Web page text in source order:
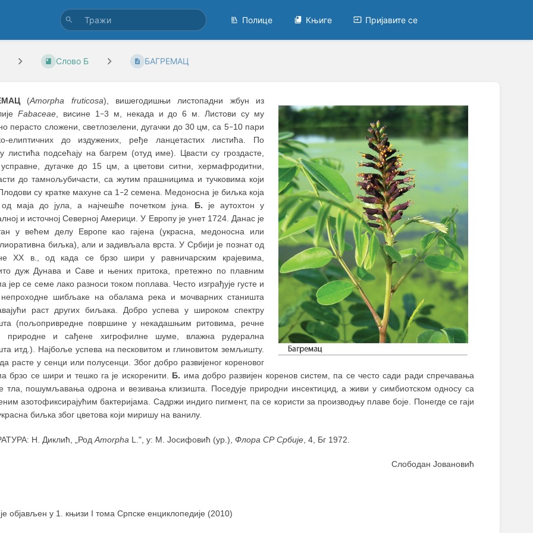
Полице Књиге Пријавите се
Слово Б БАГРЕМАЦ
(Amorpha fruticosa), вишегодишњи листопадни жбун из
Fabaceae, висине 1–3 м, некада и до 6 м. Листови су му
перасто сложени, светлозелени, дугачки до 30 цм, са 5–10 пари
елиптичних до издужених, ређе ланцетастих листића. По
листића подсећају на багрем (отуд име). Цвасти су гроздасте,
усправне, дугачке до 15 цм, а цветови ситни, хермафродитни,
до тамнољубичасти, са жутим прашницима и тучковима који
су кратке махуне са 1–2 семена. Медоносна је биљка која
маја до јула, а најчешће почетком јуна. Б. је аутохтон у
и источној Северној Америци. У Европу је унет 1724. Данас је
у већем делу Европе као гајена (украсна, медоносна или
биљка), али и задивљала врста. У Србији је познат од
XX в., од када се брзо шири у равничарским крајевима,
дуж Дунава и Саве и њених притока, претежно по плавним
јер се семе лако разноси током поплава. Често изграђује густе и
непроходне шибљаке на обалама река и мочварних станишта
раст других биљака. Добро успева у широком спектру
(пољопривредне површине у некадашњим ритовима, речне
природне и сађене хигрофилне шуме, влажна рудерална
итд.). Најбоље успева на песковитом и глиновитом земљишту.
расте у сенци или полусенци. Због добро развијеног кореновог
брзо се шири и тешко га је искоренити. Б. има добро развијен коренов систем, па се често сади ради спречавања
тла, пошумљавања одрона и везивања клизишта. Поседује природни инсектицид, а живи у симбиотском односу са
азотофиксирајућим бактеријама. Садржи индиго пигмент, па се користи за производњу плаве боје. Понегде се гаји
биљка због цветова који миришу на ванилу.
Н. Диклић, „Род Amorpha L.", у: М. Јосифовић (ур.), Флора СР Србије , 4, Бг 1972.
Слободан Јовановић
је објављен у 1. књизи I тома Српске енциклопедије (2010)